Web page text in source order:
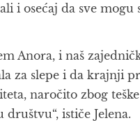
i osećaj da sve mogu
Anora, i naš
za slepe i da krajnji
naročito zbog teške
ističe Jelena.